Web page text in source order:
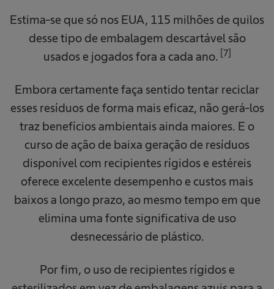
Estima-se que só nos EUA, 115 milhões de quilos
desse tipo de embalagem descartável são
usados e jogados fora a cada ano. [7]
Embora certamente faça sentido tentar reciclar
esses resíduos de forma mais eficaz, não gerá-los
traz benefícios ambientais ainda maiores. E o
curso de ação de baixa geração de resíduos
disponível com recipientes rígidos e estéreis
oferece excelente desempenho e custos mais
baixos a longo prazo, ao mesmo tempo em que
elimina uma fonte significativa de uso
desnecessário de plástico.
Por fim, o uso de recipientes rígidos e